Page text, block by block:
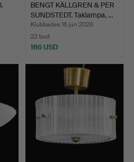
BENGT KÄLLGREN & PER
SUNDSTEDT. Taklampa, …
Klubbades 16 jun 2026
22 bud
186 USD